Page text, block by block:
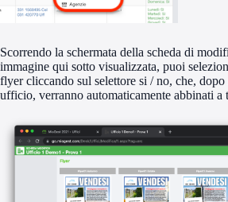
Scorrendo la schermata della scheda di
immagine qui sotto visualizzata, puoi
flyer cliccando sul selettore si / no, che, dopo
ufficio, verranno automaticamente abbinati